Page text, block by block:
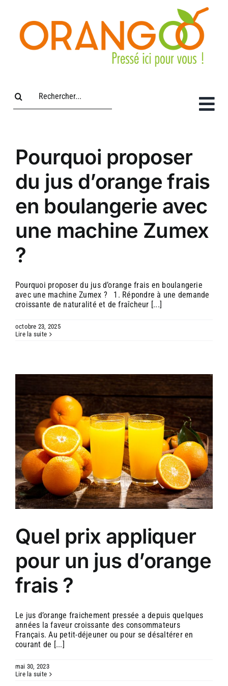
contenu
Pourquoi proposer
du jus d’orange frais
en boulangerie avec
une machine Zumex
?
Pourquoi proposer du jus d’orange frais en boulangerie
avec une machine Zumex ? 1. Répondre à une demande
croissante de naturalité et de fraîcheur [...]
octobre 23, 2025
Lire la suite
Quel prix appliquer
pour un jus d’orange
frais ?
Le jus d’orange fraichement pressée a depuis quelques
années la faveur croissante des consommateurs
Français. Au petit-déjeuner ou pour se désaltérer en
courant de [...]
mai 30, 2023
Lire la suite